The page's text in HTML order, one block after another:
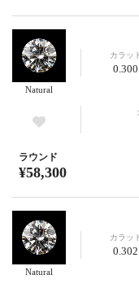
Natural
カラッ
0.300
ラウンド
¥58,300
Natural
カラッ
0.302